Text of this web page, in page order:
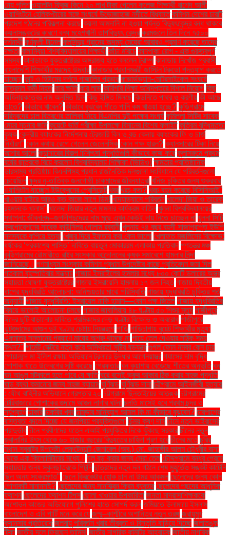
নেয় পুলিশ ওয়ালটন ফ্রিজ কিনে ২০ লাখ টাকা পেলেন কলেজ শিক্ষার্থী রাশেদ আলী
ওয়াশিংটনে হেলিকপ্টারের সঙ্গে সংঘর্ষে উড়োজাহাজ নদীতে বিধ্বস্ত কমিশন দেশের চারটি
প্রদেশ গঠনের পরিকল্পনা করছে কয়লা আমদানি না হওয়া পর্যন্ত বিদ্যুৎকেন্দ্র বন্ধ থাকবে
কয়লাসঙ্কটের কারণে বন্ধ মহেশখালী তাপবিদ্যুৎ কেন্দ্র করমজলে তিন দিনে ৭৫০০
দর্শনার্থী কর্ণফুলী টানেল কলসিন্দুর গ্রামের অদম্য মেয়েরা আবারও প্রমাণ করেছে তাদের
দক্ষতা কলাম্বিয়া বিশ্ববিদ্যালয়ের শিক্ষার্থী কাঁচা মরিচে কানপাকা রোগ - এক গুরুত্বপুর্ণ
সমস্যা কানাডাকে যুক্তরাষ্ট্রের অঙ্গরাজ্য হতে বললেন ট্রাম্প কানাডায় নিখোঁজ প্রবাসী
বাংলাদেশি শিক্ষার্থীর মরদেহ উদ্ধার কানাডার প্রধানমন্ত্রী জাস্টিন ট্রুডো পদত্যাগ করতে
যাচ্ছেন কান্ট ও হিউমের দর্শনে গাজালির প্রভাব কাভার্ডভ্যান-মোটরসাইকেল সংঘর্ষে
ছাত্রদল কর্মী নিহত কার ক্ষতি কার লাভ কারিগরি শিক্ষা অধিদপ্তরে বিশাল নিয়োগ কিছু
অধিনায়কত্বের নাম অনুমিত ছিল কিছু ইঙ্গিত মিলছে কিডনিতে পাথর ও করণীয় কী আছে
তাতে? কীভাবে খাবেন? কীভাবে বুঝবেন শীতে পানি কম খাওয়া হচ্ছে? কুড়িগ্রামে
দরিদ্রদের চাল বিতরণের তালিকা নিয়ে বিএনপির দুই পক্ষের সংঘর্ষ কুমিল্লা সিটির সাবেক
মেয়র সূচনার জমি কুয়েটে ভর্তি পরীক্ষা উপলক্ষে বিমানের বিশেষ ফ্লাইট কৃত্রিম বুদ্ধিমত্তা
কৃষক কেন্দ্রীয় ব্যাংকের নির্দেশনায় ট্রেজারি বিল ও বন্ড কেনায় ব্যাংকের ফি ও চার্জ
নির্ধারণ" কোন কথায় রেগে গেলেন জেলেনস্কি কোন পক্ষ হারল? ক্যানসারের টিকা নিয়ে
আশার আলো ক্যান্সারের বিকল্প চিকিৎসা পদ্ধতিগুলি কীভাবে কাজ করে ক্লাসরুমে প্রথম
বর্ষের ছাত্রকে বিয়ে করলেন বিশ্ববিদ্যালয় শিক্ষিকা (ভিডিও) ক্ষমতার প্রাতিষ্ঠানিক
ভারসাম্য প্রতিষ্ঠায় বিএনপিসহ প্রধান রাজনৈতিক দলগুলো সংবিধানে যে পরিবর্তনগুলো
চেয়েছিল ক্ষুদ্র নৃ-তাত্বিক জনগোষ্ঠী চাকমাদের জীবনযাত্রা খনিজ চুক্তির জন্য শুক্রবার
ওয়াশিংটন যাচ্ছেন ইউক্রেনের প্রেসিডেন্ট খবর খরচ কত? খরচ বহন করেছে বিসিসিআই"
খাওয়ার বাইরে আরও কত কাজে লাগে ডিম! খাদ্যাভ্যাসে পরিবর্তন খালেদা জিয়া ও তারেক
রহমানকে খালাস'' খালেদা জিয়ার নতুন মামলার কার্যক্রম বাতিল খুলনা বিশ্ববিদ্যালয়ের
স্থাপনা: জীবনানন্দ–জগদীশচন্দ্রের নাম মুছে এখন কেউই দায় নিতে চাচ্ছেন না খুলনা সিটি
করপোরেশনের সাবেক কাউন্সিলর গোলাম রব্বানী খুলনায় ৭৪ বছর বয়সী সাজাপ্রাপ্ত ইউপি
সদস্যকে কুপিয়ে হত্যা খেজুর দিয়ে ইফতার করা কেন ভালো খেলাফত মজলিসের বিক্ষোভ:
ধর্ষকের ‘প্রকাশ্যে শাস্তি’ দাবিতে বায়তুল মোকাররম এলাকায় প্রতিবাদ গণতন্ত্র মঞ্চ
কুড়িগ্রামের রৌমারীতে রাষ্ট্র সংস্কার আন্দোলনের কৃষক সমাবেশে হামলার নিন্দা
জানিয়েছে। গণমাধ্যম সংস্কার কমিশন প্রধান উপদেষ্টার কাছে প্রতিবেদন জমা দিল
গতকাল বৃহস্পতিবার সন্ধ্যায় গাজায় ইসরাইলের হামলার মধ্যে ৮০০ কোটি ডলারের অস্ত্র
সহায়তা ঘোষণা যুক্তরাষ্ট্রের গাজায় ইসরায়েলি হামলায় ১৭ জন নিহত গাজায় দ্বিতীয়
ধাপের যুদ্ধবিরতি আলোচনা: অনিশ্চয়তার মাঝে পরিস্থিতি গাজায় যুদ্ধবিরতি চুক্তির শর্ত
অনুযায়ী গাজায় যুদ্ধবিরতি: ইসরায়েল নাকি হামাস—কোন পক্ষ জিতল গাজায় যুদ্ধবিরতির
বিষয়ে ভালোই আলোচনা চলছে গাজার জাবালিয়ায় ৪৮ ঘণ্টায় ৫০ শিশুর মৃত্যু গাজীপুরে
ঈদের ছুটি বাড়ানোর দাবিতে শ্রমিকদের দেড় ঘণ্টার বিক্ষোভ ও অবরোধ গাজীপুরে
ঝুটগুদামের আগুন দুই ঘণ্টার চেষ্টায় নিয়ন্ত্রণে গাড়ি গাড়িচাপায় বুয়েট শিক্ষার্থীর মৃত্যু:
একমাত্র সন্তানের প্রয়াণে মায়ের অশ্রু থামছে না গায়ে তেল দেওয়ার সঠিক সময়
কখন?" গার্মেন্ট সেক্টরে নতুন করে অস্থিরতা সৃষ্টির ষড়যন্ত্র গুগল ফোন নম্বর কেন চায়
গোয়ালন্দে মা ইলিশ রক্ষায় অভিযানে ট্রলারে উদ্ধার আগ্নেয়াস্ত্র গ্যাসের দাম বৃদ্ধি
পোশাক খাতে উদ্বেগের সৃষ্টি করেছে গ্রেফতার ঘন কুয়াশায় বেড়েছে শীতের অনুভূতি ঘন
ঘন আঙুল মটকালে হতে পারে যে ক্ষতি ঘরে বসেই ভ্রুর আকার ঠিক করার সহজ পদ্ধতি
ঘাড় ব্যথা কমানোর জন্য সহজ ব্যায়াম ঘূর্ণিঝড় ঘূর্ণিঝড় দানা চট্টগ্রামে আইনজীবী হত্যায়
: যৌথ বাহিনীর অভিযানে গ্রেপ্তার ২০ চট্টগ্রামে ছিনতাইয়ের আতঙ্ক চট্টগ্রামের
টেরিবাজারে পোশাকের গুদামে আগুন লাগার ঘটনা চলতি মাসেই হবে প্রথম চন্দ্র ও
সূর্যগ্রহণ চাকরি চাকরির খবর চামড়ার মানিব্যাগ আসল কি না কীভাবে বুঝবেন? চারপাশের
বাস্তবতা বদলে দিচ্ছে যে জনপ্রিয় প্রযুক্তিগুলো চিন্ময় কৃষ্ণ দাস চীনে নতুন ভাইরাসের
প্রাদুর্ভাব চীনে প্রবীণদের যত্নে এআই প্রযুক্তির দিকে ঝুঁকছে সরকার চীনের নতুন
জ্বালানির উৎস থেকে ৬০ হাজার বছরের বিদ্যুতের চাহিদা পূরণ হবে চীনের মতে চুরির
স্থান স্বরাষ্ট্র উপদেষ্টা লেফটেন্যান্ট জেনারেল (অব.) মো. জাহাঙ্গীর আলম চৌধুরীর বাসা
থেকে এক কিলোমিটারের মধ্যে। চুল বড় করার জন্য সেরা তেল চৌদ্দগ্রামে বন্ধুর প্রেমে
সহায়তার জন্য স্কুলছাত্রকে পিটুনি ছাত্রদের নতুন দল গঠনে শেষ মুহূর্তেও সঙ্কট কাটেনি
ছিল অন্য সংক্রমণও" ছেলে ক্রিকেটার হোক চান না উমর আকমল ছেলেদের জন্য কোন
পোশাকটি মানানসই? ছেলেদের জন্য সানস্ক্রিন ক্রিম ব্যবহার ছেলেদের পছন্দের আধুনিক
ফ্যাশন ছেলেদের ফ্যাশন টিপস ছোলা খাওয়ার উপকারিতা জনতা মাদ্রাসাশিক্ষককে
অশোভন কাজের অভিযোগে পুলিশের হাতে সোপর্দ করল জমিয়তে উলামায়ে ইসলাম
বাংলাদেশ ও এবি পার্টি মনে করে যে জম্মু–কাশ্মীরে অশান্তির নতুন তরঙ্গ জরায়ুমুখ
ক্যানসার প্রতিরোধ জলবায়ু পরিবর্তন খরার তীব্রতা ও বিস্তৃতি বাড়িয়ে দিচ্ছে জলাতঙ্ক
টিকা জাতীয় দলে ফিরছেন তামিম! জাতীয় নাগরিক কমিটির আহ্বায়ক জাতীয় নাগরিক